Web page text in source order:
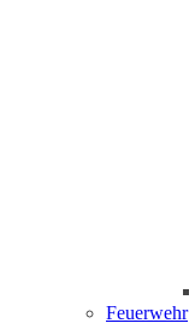
Feuerwehr